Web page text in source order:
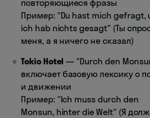
повторяющиеся фразы
Пример: "Du hast mich gefragt,
ich hab nichts gesagt" (Ты
меня, а я ничего не сказал)
Tokio Hotel — "Durch den
включает базовую лексику о
и движении
Пример: "Ich muss durch den
Monsun, hinter die Welt" (Я